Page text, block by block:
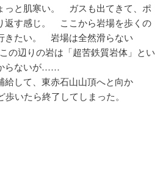
っと肌寒い。 ガスも出てきて、ポ
返す感じ。 ここから岩場を歩くの
きたい。 岩場は全然滑らない
辺りの岩は「超苦鉄質岩体」とい
らないが……
して、東赤石山山頂へと向か
いたら終了してしまった。